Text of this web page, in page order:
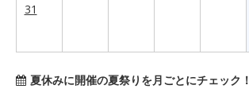
31
夏休みに開催の夏祭りを月ごとにチェック！